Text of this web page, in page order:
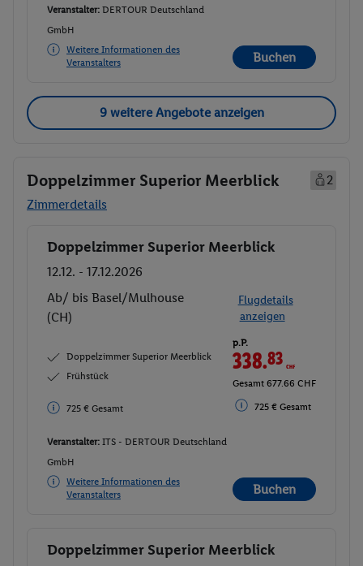
Veranstalter: DERTOUR Deutschland
GmbH
Weitere Informationen des
Veranstalters
Buchen
9 weitere Angebote anzeigen
Doppelzimmer Superior Meerblick
2
Zimmerdetails
Buchen
Doppelzimmer Superior Meerblick
12.12. - 17.12.2026
Ab/ bis Basel/Mulhouse
(CH)
Flugdetails
anzeigen
Doppelzimmer Superior Meerblick
Frühstück
725 € Gesamt
p.P.
338.83CHF
Gesamt 677.66 CHF
725 € Gesamt
Veranstalter: ITS - DERTOUR Deutschland
GmbH
Weitere Informationen des
Veranstalters
Buchen
Buchen
Doppelzimmer Superior Meerblick